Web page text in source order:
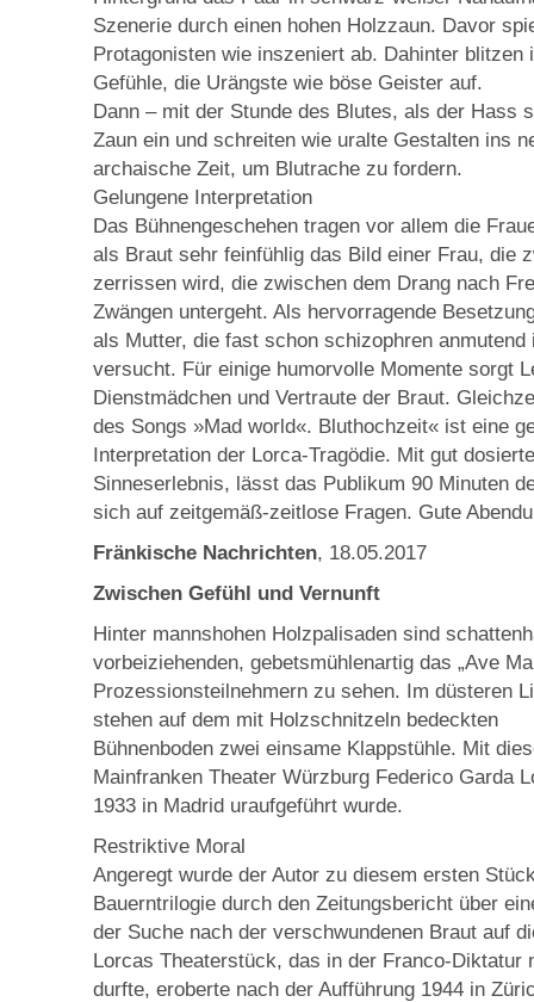
Szenerie durch einen hohen Holzzaun. Davor
Protagonisten wie inszeniert ab. Dahinter
Gefühle, die Urängste wie böse Geister auf.
Dann – mit der Stunde des Blutes, als der Hass
Zaun ein und schreiten wie uralte Gestalten ins
archaische Zeit, um Blutrache zu fordern.
Gelungene Interpretation
Das Bühnengeschehen tragen vor allem die
als Braut sehr feinfühlig das Bild einer Frau, die
zerrissen wird, die zwischen dem Drang nach
Zwängen untergeht. Als hervorragende
als Mutter, die fast schon schizophren
versucht. Für einige humorvolle Momente sorgt
Dienstmädchen und Vertraute der Braut.
des Songs »Mad world«. Bluthochzeit« ist eine
Interpretation der Lorca-Tragödie. Mit gut
Sinneserlebnis, lässt das Publikum 90 Minuten
sich auf zeitgemäß-zeitlose Fragen. Gute
Fränkische Nachrichten, 18.05.2017
Zwischen Gefühl und Vernunft
Hinter mannshohen Holzpalisaden sind
vorbeiziehenden, gebetsmühlenartig das „Ave
Prozessionsteilnehmern zu sehen. Im düsteren
stehen auf dem mit Holzschnitzeln bedeckten
Bühnenboden zwei einsame Klappstühle. Mit
Mainfranken Theater Würzburg Federico Garda
1933 in Madrid uraufgeführt wurde.
Restriktive Moral
Angeregt wurde der Autor zu diesem ersten
Bauerntrilogie durch den Zeitungsbericht über
der Suche nach der verschwundenen Braut auf
Lorcas Theaterstück, das in der Franco-Diktatur
durfte, eroberte nach der Aufführung 1944 in